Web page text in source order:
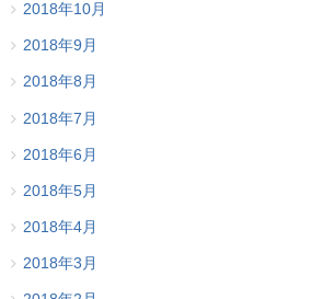
2018年10月
2018年9月
2018年8月
2018年7月
2018年6月
2018年5月
2018年4月
2018年3月